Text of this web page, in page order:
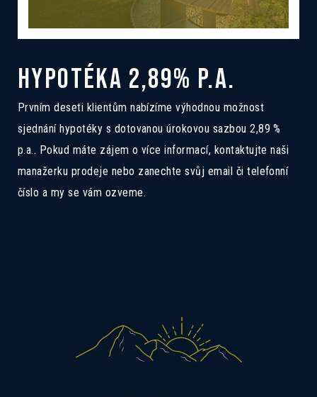
HYPOTÉKA 2,89% P.A.
Prvním deseti klientům nabízíme výhodnou možnost
sjednání hypotéky s dotovanou úrokovou sazbou 2,89 %
p.a.. Pokud máte zájem o více informací, kontaktujte naši
manažerku prodeje nebo zanechte svůj email či telefonní
číslo a my se vám ozveme.
Zanechte nám své kontaktní informace a
naši prodejci se vám ozvou zpět s
detailními informacemi.
Zanechte nám své kontaktní informace a
naši prodejci se vám ozvou zpět s
detailními informacemi.